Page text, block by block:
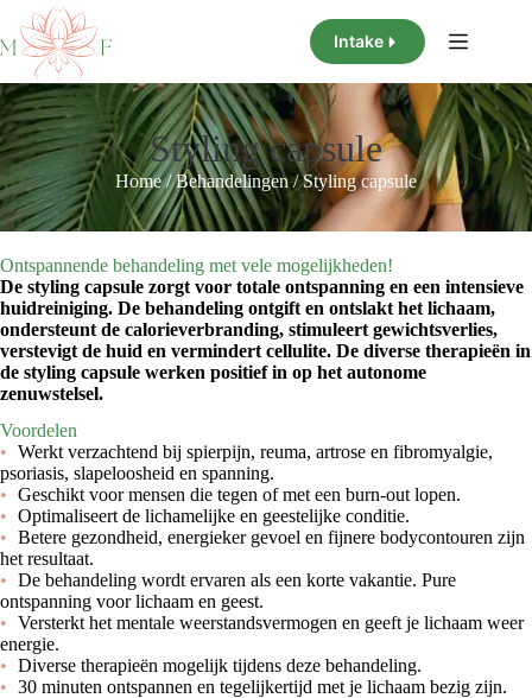
naar
de
inhoud
Intake
Styling capsule
Home/Behandelingen/Styling capsule
Ontspannende behandeling met vele mogelijkheden!
De styling capsule zorgt voor totale ontspanning en een intensieve
huidreiniging. De behandeling ontgift en ontslakt het lichaam,
ondersteunt de calorieverbranding, stimuleert gewichtsverlies,
verstevigt de huid en vermindert cellulite. De diverse therapieën in
de styling capsule werken positief in op het autonome
zenuwstelsel.
Voordelen
Werkt verzachtend bij spierpijn, reuma, artrose en fibromyalgie,
psoriasis, slapeloosheid en spanning.
Geschikt voor mensen die tegen of met een burn-out lopen.
Optimaliseert de lichamelijke en geestelijke conditie.
Betere gezondheid, energieker gevoel en fijnere bodycontouren zijn
het resultaat.
De behandeling wordt ervaren als een korte vakantie. Pure
ontspanning voor lichaam en geest.
Versterkt het mentale weerstandsvermogen en geeft je lichaam weer
energie.
Diverse therapieën mogelijk tijdens deze behandeling.
30 minuten ontspannen en tegelijkertijd met je lichaam bezig zijn.